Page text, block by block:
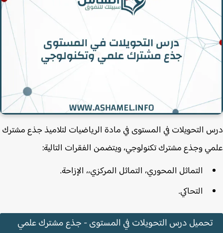
التحويلات في المستوى في مادة الرياضيات لتلاميذ جذع مشترك
وجذع مشترك تكنولوجي، ويتضمن الفقرات التالية:
التماثل المحوري، التماثل المركزي،، الإزاحة.
التحاكي.
تحميل درس التحويلات في المستوى - جذع مشترك علمي